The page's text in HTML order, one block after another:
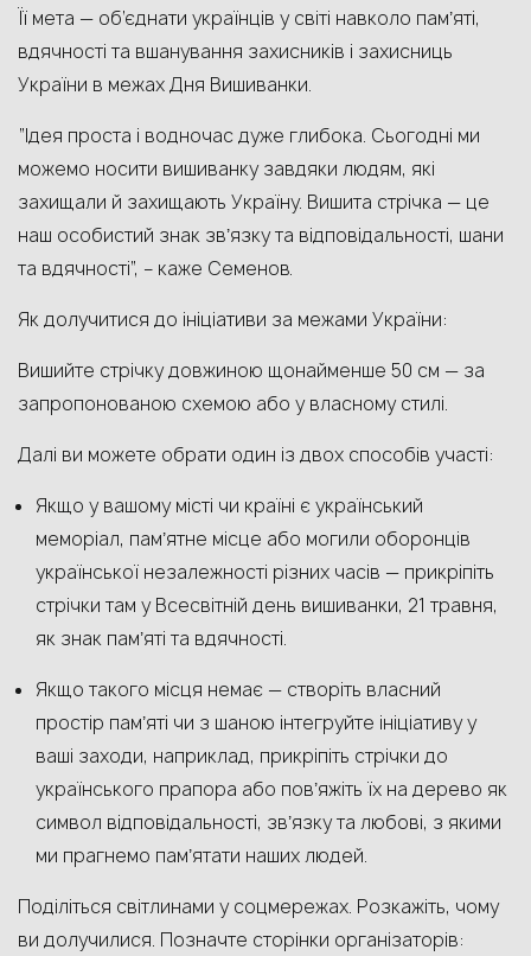
Її мета — об’єднати українців у світі навколо памʼяті,
вдячності та вшанування захисників і захисниць
України в межах Дня Вишиванки.
“Ідея проста і водночас дуже глибока. Сьогодні ми
можемо носити вишиванку завдяки людям, які
захищали й захищають Україну. Вишита стрічка — це
наш особистий знак звʼязку та відповідальності, шани
та вдячності”, – каже Семенов.
Як долучитися до ініціативи за межами України:
Вишийте стрічку довжиною щонайменше 50 см — за
запропонованою схемою або у власному стилі.
Далі ви можете обрати один із двох способів участі:
Якщо у вашому місті чи країні є український
меморіал, памʼятне місце або могили оборонців
української незалежності різних часів — прикріпіть
стрічки там у Всесвітній день вишиванки, 21 травня,
як знак памʼяті та вдячності.
Якщо такого місця немає — створіть власний
простір памʼяті чи з шаною інтегруйте ініціативу у
ваші заходи, наприклад, прикріпіть стрічки до
українського прапора або повʼяжіть їх на дерево як
символ відповідальності, звʼязку та любові, з якими
ми прагнемо памʼятати наших людей.
Поділіться світлинами у соцмережах. Розкажіть, чому
ви долучилися. Позначте сторінки організаторів: